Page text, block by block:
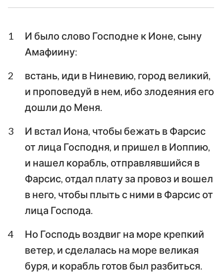
Есфирь Иов
Екклесиаст Песни Песней
Исаия
Плач Иеремии Иезекииль
Даниил Осия
Амос
Авдия Иона
Михей
Аввакум Софония
Аггей Захария
1
И было слово Господне к Ионе, сыну
Амафиину:
2
встань, иди в Ниневию, город великий,
и проповедуй в нем, ибо злодеяния его
дошли до Меня.
3
И встал Иона, чтобы бежать в Фарсис
от лица Господня, и пришел в Иоппию,
и нашел корабль, отправлявшийся в
Фарсис, отдал плату за провоз и вошел
в него, чтобы плыть с ними в Фарсис от
лица Господа.
4
Но Господь воздвиг на море крепкий
ветер, и сделалась на море великая
буря, и корабль готов был разбиться.